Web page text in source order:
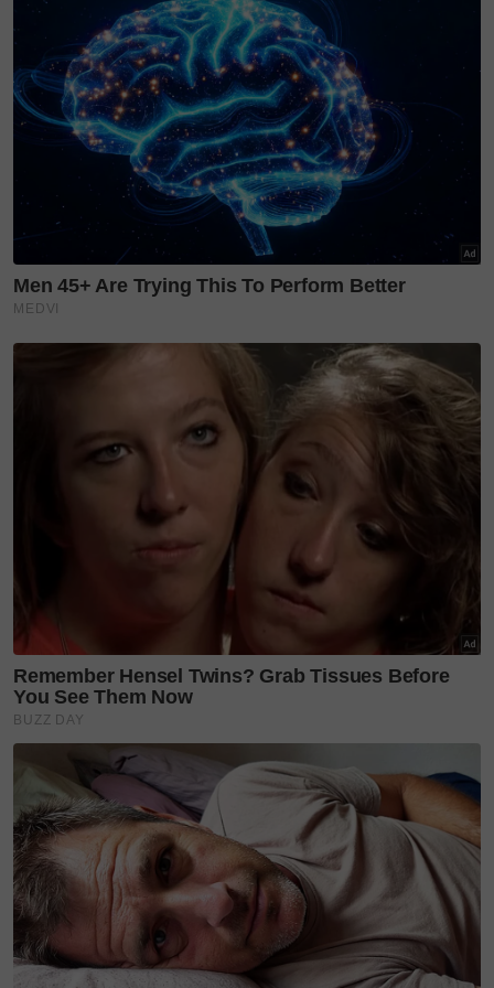
berlaku semasa hamil,” katanya.
Dr Maiza menasihatkan agar perhatian diberi
kepada gejala seperti sakit kepala secara tiba-tiba
dan teruk, muntah, penglihatan kabur, kebas atau
lemah pada satu bahagian badan, kesukaran
bertutur, hilang keseimbangan, kekeliruan, rasa
mengantuk, sawan atau pengsan.
Rawatan awal amat penting dalam menentukan
peluang sembuh. Justeru, kepekaan suami dan ahli
keluarga terhadap tanda awal sangat diperlukan.
Rawatan melibatkan kawalan tekanan darah,
pernafasan dan imbasan otak segera. Dalam kes
serius, pembedahan cesarean mungkin dilakukan
demi menyelamatkan ibu dan bayi.
“Wanita perlu mengawal berat badan, elak tekanan,
amalkan gaya hidup sihat, elakkan jadi perokok pasif
dan dapatkan kaunseling prakehamilan. Elak ambil
ubat atau suplemen tanpa nasihat doktor, dan
pastikan pemeriksaan antenatal dilakukan secara